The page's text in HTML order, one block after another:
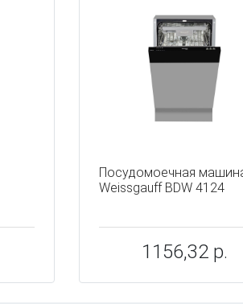
Посудомоечная
Weissgauff BDW 4124
1156,32 р.